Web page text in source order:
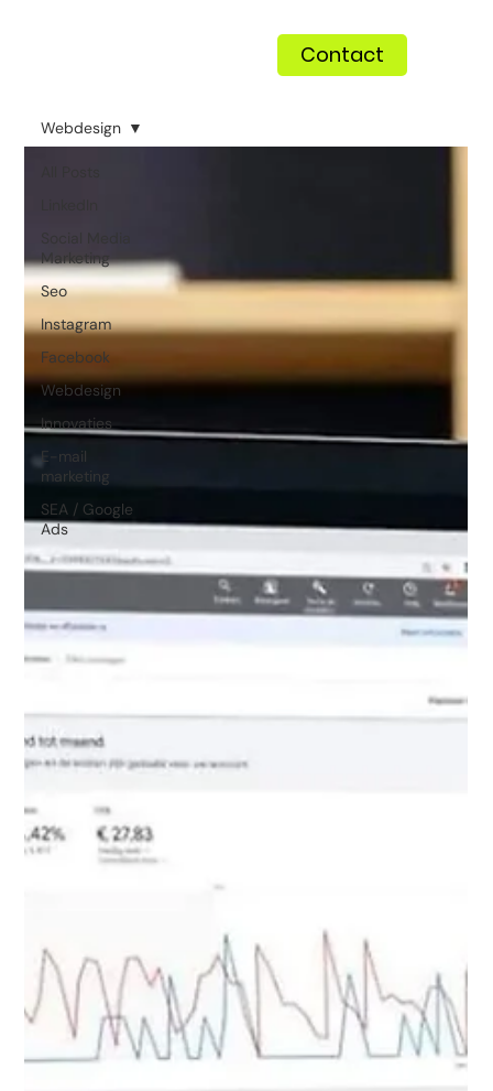
Contact
Marketing
Seo
Instagram
Facebook
Webdesign
Innovaties
E-mail
marketing
SEA / Google
Ads
Webdesign